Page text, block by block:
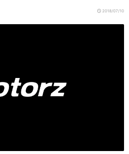
2018/07/10